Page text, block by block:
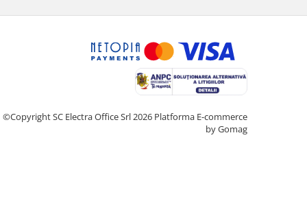
©Copyright SC Electra Office Srl 2026 Platforma E-commerce
by Gomag